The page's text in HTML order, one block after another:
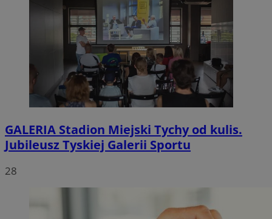
GALERIA Stadion Miejski Tychy od kulis.
Jubileusz Tyskiej Galerii Sportu
28